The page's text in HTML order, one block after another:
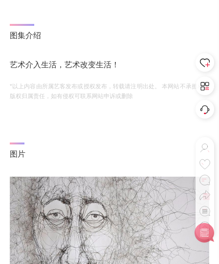
图集介绍
艺术介入生活，艺术改变生活！
*以上内容由所属艺客发布或授权发布，转载请注明出处。 本网站不承担相应
版权归属责任，如有侵权可联系网站申诉或删除
图片